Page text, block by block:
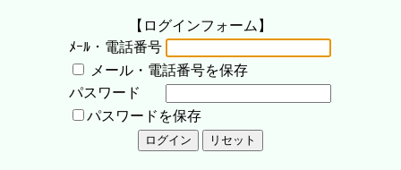
【ログインフォーム】
ﾒｰﾙ・電話番号
メール・電話番号を保存
パスワード
パスワードを保存